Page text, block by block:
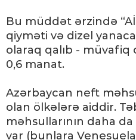
Bu müddət ərzində
qiyməti və dizel
olaraq qalıb - müvafiq
0,6 manat.
Azərbaycan neft
olan ölkələrə aiddir.
məhsullarının daha
var (bunlara